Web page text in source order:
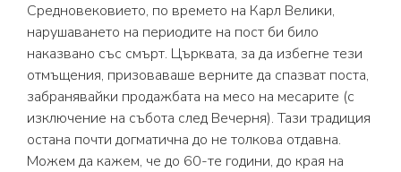
Средновековието, по времето на Карл Велики,
нарушаването на периодите на пост би било
наказвано със смърт. Църквата, за да избегне тези
отмъщения, призоваваше верните да спазват поста,
забранявайки продажбата на месо на месарите (с
изключение на събота след Вечерня). Тази традиция
остана почти догматична до не толкова отдавна.
Можем да кажем, че до 60-те години, до края на